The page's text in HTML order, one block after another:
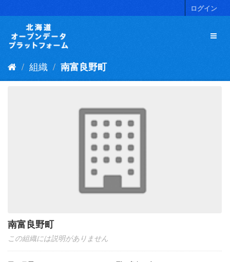
キ
ログイン
組織 南富良野町
南富良野町
この組織には説明がありません